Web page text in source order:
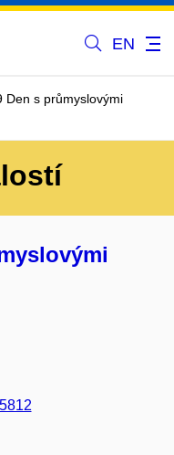
EN
Den s průmyslovými